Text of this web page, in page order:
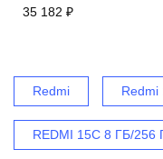
35 182 ₽
Redmi Redmi
REDMI 15C 8 ГБ/256